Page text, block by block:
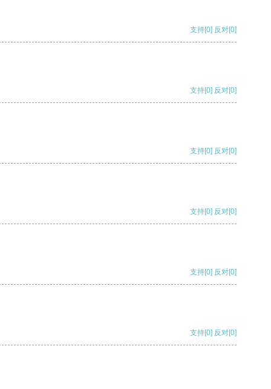
支持[0] 反对[0]
支持[0] 反对[0]
支持[0] 反对[0]
支持[0] 反对[0]
支持[0] 反对[0]
支持[0] 反对[0]